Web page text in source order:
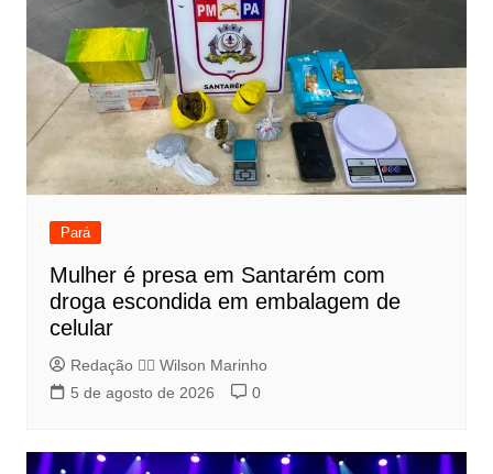
Pará
Mulher é presa em Santarém com
droga escondida em embalagem de
celular
Redação 👨‍⚖️​ Wilson Marinho
5 de agosto de 2026
0